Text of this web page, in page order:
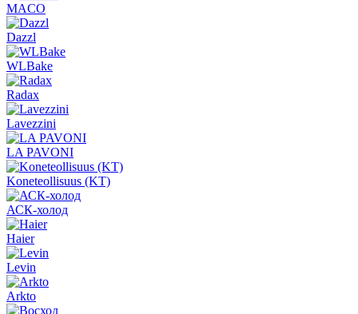
MACO
Dazzl
WLBake
Radax
Lavezzini
LA PAVONI
Koneteollisuus (KT)
АСК-холод
Haier
Levin
Arkto